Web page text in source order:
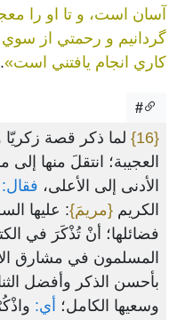
آسان است، و تا او را
گردانيم و رحمتي از
کاري انجام يافتني است».
#
{16}
لما ذكر قصة زكريّا
العجيبة؛ انتقلَ منها
الأدنى إلى الأعلى، فقال:
الكريم {مريمَ}: عليها
فضائلها؛ أنْ تُذْكَرَ في
المسلمون في مشارق
بأحسن الذكر وأفضل
وسعيها الكامل؛ أي: